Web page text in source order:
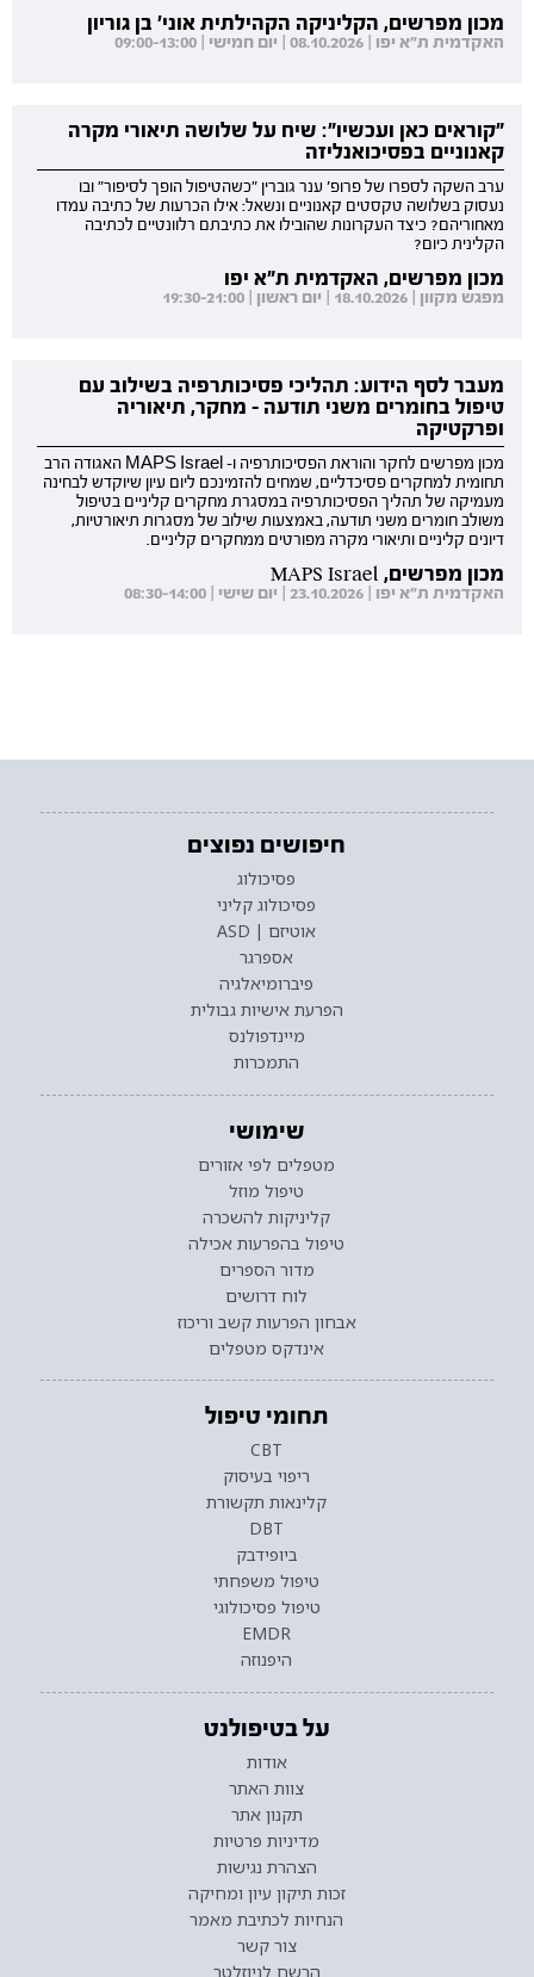
מכון מפרשים, הקליניקה הקהילתית אוני' בן גוריון
האקדמית ת"א יפו | 08.10.2026 | יום חמישי | 09:00-13:00
"קוראים כאן ועכשיו": שיח על שלושה תיאורי מקרה
קאנוניים בפסיכואנליזה
ערב השקה לספרו של פרופ' ענר גוברין "כשהטיפול הופך לסיפור" ובו
נעסוק בשלושה טקסטים קאנוניים ונשאל: אילו הכרעות של כתיבה עמדו
מאחוריהם? כיצד העקרונות שהובילו את כתיבתם רלוונטיים לכתיבה
הקלינית כיום?
מכון מפרשים, האקדמית ת"א יפו
מפגש מקוון | 18.10.2026 | יום ראשון | 19:30-21:00
מעבר לסף הידוע: תהליכי פסיכותרפיה בשילוב עם
טיפול בחומרים משני תודעה - מחקר, תיאוריה
ופרקטיקה
מכון מפרשים לחקר והוראת הפסיכותרפיה ו- MAPS Israel האגודה הרב
תחומית למחקרים פסיכדליים, שמחים להזמינכם ליום עיון שיוקדש לבחינה
מעמיקה של תהליך הפסיכותרפיה במסגרת מחקרים קליניים בטיפול
משולב חומרים משני תודעה, באמצעות שילוב של מסגרות תיאורטיות,
דיונים קליניים ותיאורי מקרה מפורטים ממחקרים קליניים.
מכון מפרשים, MAPS Israel
האקדמית ת"א יפו | 23.10.2026 | יום שישי | 08:30-14:00
חיפושים נפוצים
פסיכולוג
פסיכולוג קליני
אוטיזם | ASD
אספרגר
פיברומיאלגיה
הפרעת אישיות גבולית
מיינדפולנס
התמכרות
שימושי
מטפלים לפי אזורים
טיפול מוזל
קליניקות להשכרה
טיפול בהפרעות אכילה
מדור הספרים
לוח דרושים
אבחון הפרעות קשב וריכוז
אינדקס מטפלים
תחומי טיפול
CBT
ריפוי בעיסוק
קלינאות תקשורת
DBT
ביופידבק
טיפול משפחתי
טיפול פסיכולוגי
EMDR
היפנוזה
על בטיפולנט
אודות
צוות האתר
תקנון אתר
מדיניות פרטיות
הצהרת נגישות
זכות תיקון עיון ומחיקה
הנחיות לכתיבת מאמר
צור קשר
הרשם לניוזלטר